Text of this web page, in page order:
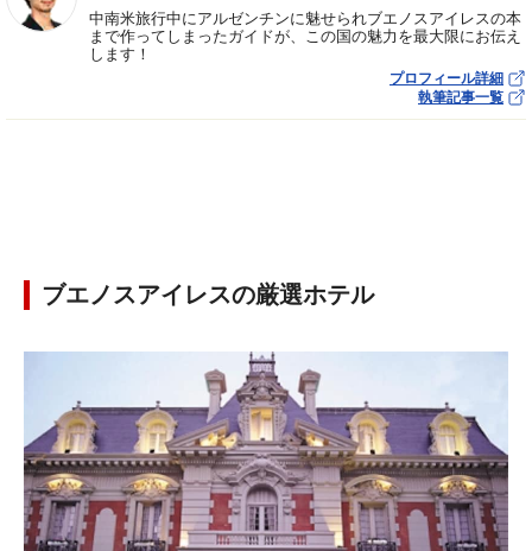
中南米旅行中にアルゼンチンに魅せられブエノスアイレスの本
まで作ってしまったガイドが、この国の魅力を最大限にお伝え
します！
プロフィール詳細
執筆記事一覧
ブエノスアイレスの厳選ホテル